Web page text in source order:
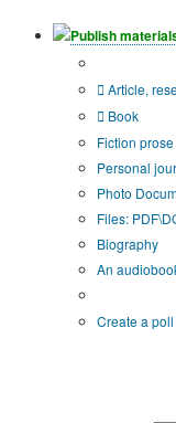
Publish
Article,
Book
Fiction
Personal
Photo
Files:
Biography
An
Create a poll